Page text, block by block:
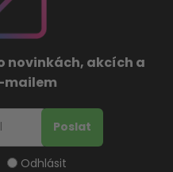
novinkách, akcích a
mailem
Odhlásit